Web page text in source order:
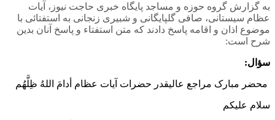
به گزارش گروه حوزه و مساجد پایگاه خبری حاجت نیوز، آیات
عظام سیستانی، صافی گلپایگانی و شبیری زنجانی به استفتائی با
موضوع اذان و اقامه پاسخ دادند که متن استفتاء و پاسخ آنان بدین
شرح است:
سؤال:
محضر مبارک مراجع عالیقدر حضرات آیات عظام أدامَ اللهُ ظِلَّهُم
سلام علیکم